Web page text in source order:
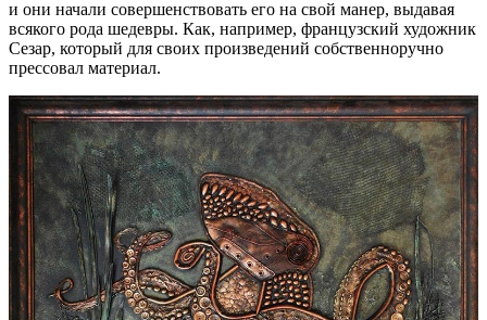
и они начали совершенствовать его на свой манер, выдавая
всякого рода шедевры. Как, например, французский художник
Сезар, который для своих произведений собственноручно
прессовал материал.